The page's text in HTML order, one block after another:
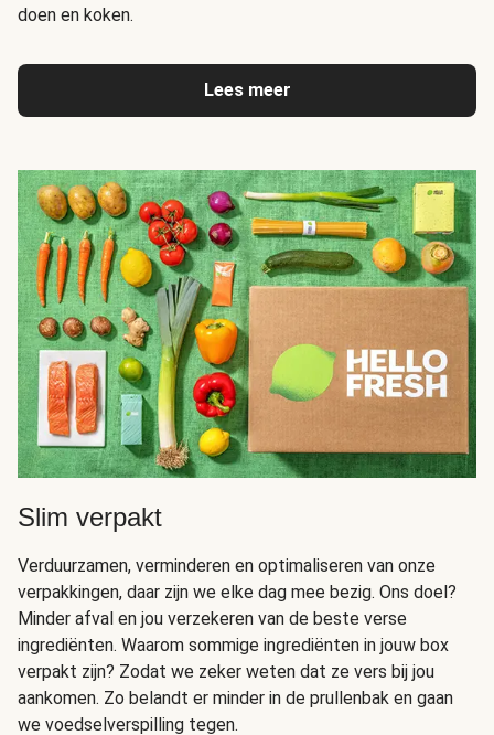
doen en koken.
Lees meer
Slim verpakt
Verduurzamen, verminderen en optimaliseren van onze
verpakkingen, daar zijn we elke dag mee bezig. Ons doel?
Minder afval en jou verzekeren van de beste verse
ingrediënten. Waarom sommige ingrediënten in jouw box
verpakt zijn? Zodat we zeker weten dat ze vers bij jou
aankomen. Zo belandt er minder in de prullenbak en gaan
we voedselverspilling tegen.